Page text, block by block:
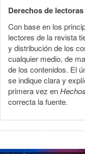
Derechos de
Con base en los
lectores de la revista
y distribución de los
cualquier medio, de
de los contenidos. El
se indique clara y
primera vez en
correcta la fuente.